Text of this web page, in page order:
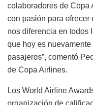
colaboradores de Copa
con pasión para
nos diferencia en todos
que hoy es
pasajeros”, comentó
de Copa Airlines.
Los World Airline